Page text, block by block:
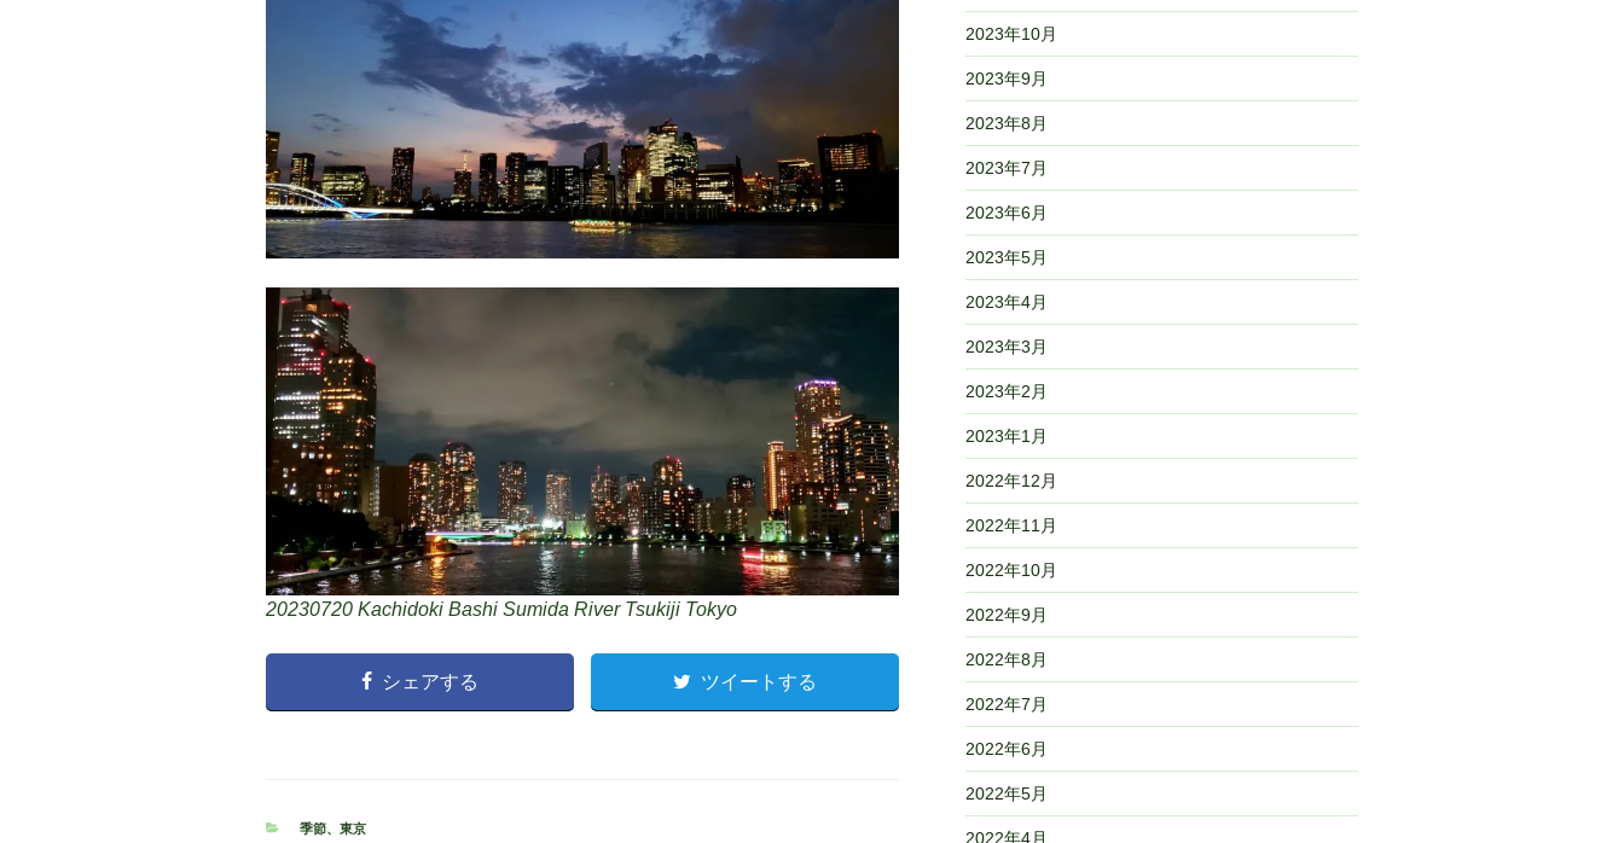
20230720 Kachidoki Bashi Sumida River Tsukiji Tokyo
シェアする ツイートする
カ
季節、 東京
2023年10月
2023年9月
2023年8月
2023年7月
2023年6月
2023年5月
2023年4月
2023年3月
2023年2月
2023年1月
2022年12月
2022年11月
2022年10月
2022年9月
2022年8月
2022年7月
2022年6月
2022年5月
2022年4月